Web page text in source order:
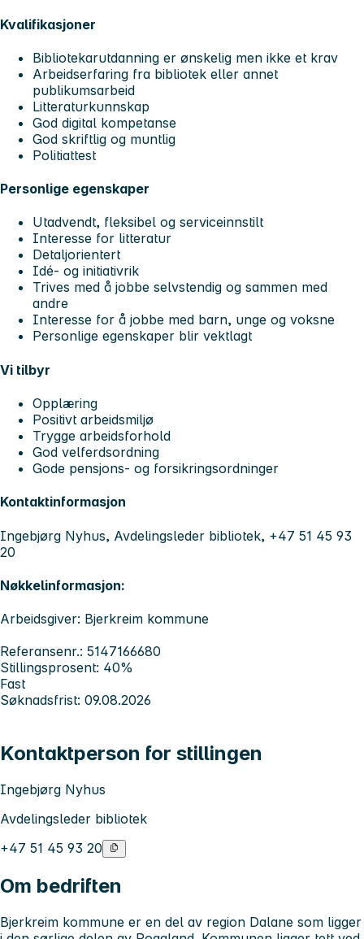
Kvalifikasjoner
Bibliotekarutdanning er ønskelig men ikke et krav
Arbeidserfaring fra bibliotek eller annet
publikumsarbeid
Litteraturkunnskap
God digital kompetanse
God skriftlig og muntlig
Politiattest
Personlige egenskaper
Utadvendt, fleksibel og serviceinnstilt
Interesse for litteratur
Detaljorientert
Idé- og initiativrik
Trives med å jobbe selvstendig og sammen med
andre
Interesse for å jobbe med barn, unge og voksne
Personlige egenskaper blir vektlagt
Vi tilbyr
Opplæring
Positivt arbeidsmiljø
Trygge arbeidsforhold
God velferdsordning
Gode pensjons- og forsikringsordninger
Kontaktinformasjon
Ingebjørg Nyhus, Avdelingsleder bibliotek, +47 51 45 93
20
Nøkkelinformasjon:
Arbeidsgiver: Bjerkreim kommune
Referansenr.: 5147166680
Stillingsprosent: 40%
Fast
Søknadsfrist: 09.08.2026
Kontaktperson for stillingen
Ingebjørg Nyhus
Avdelingsleder bibliotek
+47 51 45 93 20
Om bedriften
Bjerkreim kommune er en del av region Dalane som ligger